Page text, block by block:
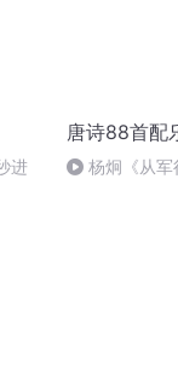
进
唐诗88首配
杨炯《从军